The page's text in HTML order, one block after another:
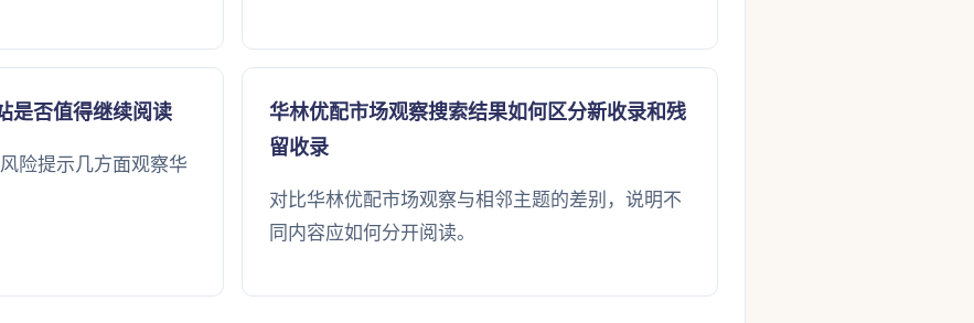
是否值得继续阅读
险提示几方面观察华
华林优配市场观察搜索结果如何区分新收录和残
留收录
对比华林优配市场观察与相邻主题的差别，说明不
同内容应如何分开阅读。